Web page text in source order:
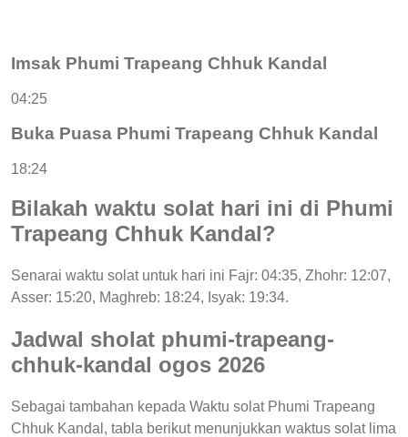
Imsak Phumi Trapeang Chhuk Kandal
04:25
Buka Puasa Phumi Trapeang Chhuk Kandal
18:24
Bilakah waktu solat hari ini di Phumi
Trapeang Chhuk Kandal?
Senarai waktu solat untuk hari ini Fajr: 04:35, Zhohr: 12:07,
Asser: 15:20, Maghreb: 18:24, Isyak: 19:34.
Jadwal sholat phumi-trapeang-
chhuk-kandal ogos 2026
Sebagai tambahan kepada Waktu solat Phumi Trapeang
Chhuk Kandal, tabla berikut menunjukkan waktus solat lima